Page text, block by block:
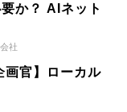
か？ AIネット
社
画官】ローカル